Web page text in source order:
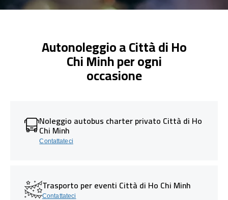
Autonoleggio a Città di Ho
Chi Minh per ogni
occasione
Noleggio autobus charter privato Città di Ho
Chi Minh
Contattateci
Trasporto per eventi Città di Ho Chi Minh
Contattateci